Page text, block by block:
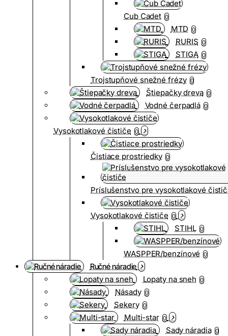
Cub Cadet 0
MTD 0
RURIS 0
STIGA 0
Trojstupňové snežné frézy 0
Štiepačky dreva 0
Vodné čerpadlá 0
Vysokotlakové čističe 0
Čistiace prostriedky 0
Príslušenstvo pre vysokotlakové
Vysokotlakové čističe 0
STIHL 0
WASPPER/benzínové 0
Ručné náradie
Lopaty na sneh 0
Násady 0
Sekery 0
Multi-star 0
Sady náradia 0